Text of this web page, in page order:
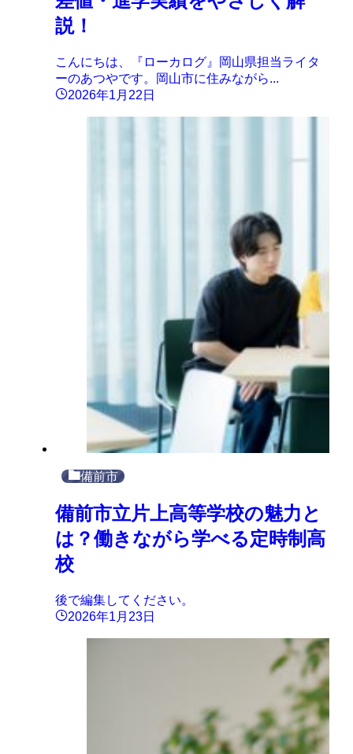
説！
こんにちは、『ローカログ』岡山県担当ライタ
ーのあつやです。岡山市に住みながら...
2026年1月22日
備前市
備前市立片上高等学校の魅力と
は？働きながら学べる定時制高
校
後で編集してください。
2026年1月23日